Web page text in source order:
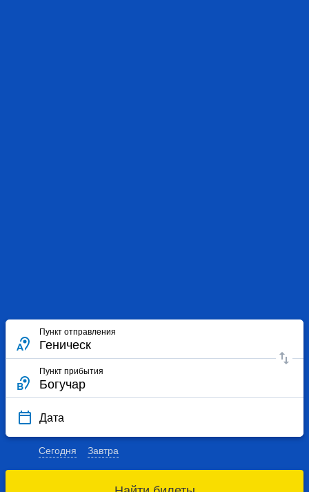
Пункт отправления
Пункт прибытия
Дата
Сегодня Завтра